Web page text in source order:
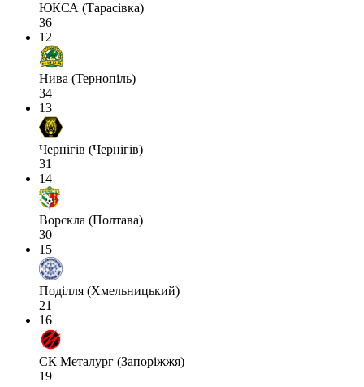
ЮКСА (Тарасівка)
36
12
Нива (Тернопіль)
34
13
Чернігів (Чернігів)
31
14
Ворскла (Полтава)
30
15
Поділля (Хмельницький)
21
16
СК Металург (Запоріжжя)
19